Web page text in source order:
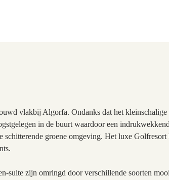
vlakbij Algorfa. Ondanks dat het
in de buurt waardoor een
groene omgeving. Het luxe
suite zijn omringd door verschillende soorten